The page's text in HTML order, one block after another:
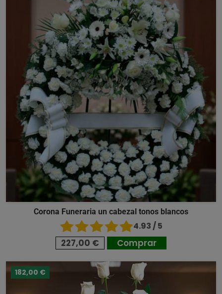
Corona Funeraria un cabezal tonos blancos
4.93 / 5
227,00 € Comprar
182,00 €